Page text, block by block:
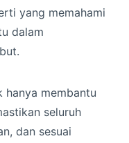
yang memahami
dalam
hanya membantu
seluruh
dan sesuai